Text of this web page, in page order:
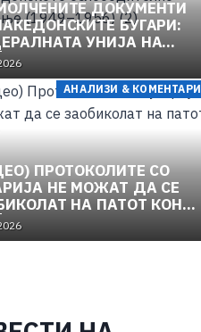
ДОКУМЕНТИ
БУГАРИ:
УНИЈА НА
И
ДВИЖЕЊЕ
(2)
АНАЛИЗИ & КОМЕНТАРИ
ПРОТОКОЛИТЕ СО
НЕ МОЖАТ ДА СЕ
НА ПАТОТ КОН